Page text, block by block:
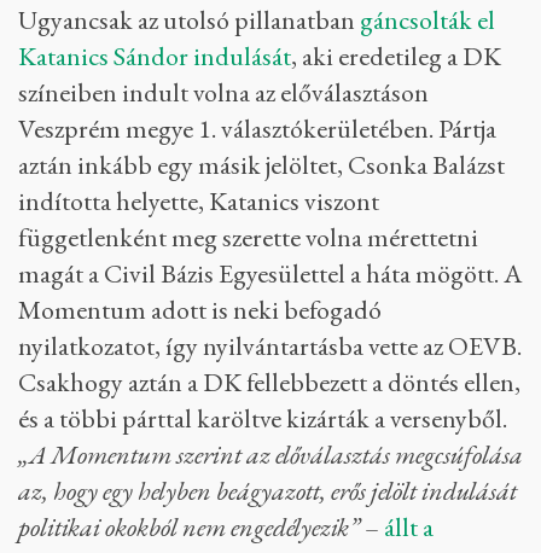
Ugyancsak az utolsó pillanatban gáncsolták el
Katanics Sándor indulását, aki eredetileg a DK
színeiben indult volna az előválasztáson
Veszprém megye 1. választókerületében. Pártja
aztán inkább egy másik jelöltet, Csonka Balázst
indította helyette, Katanics viszont
függetlenként meg szerette volna mérettetni
magát a Civil Bázis Egyesülettel a háta mögött. A
Momentum adott is neki befogadó
nyilatkozatot, így nyilvántartásba vette az OEVB.
Csakhogy aztán a DK fellebbezett a döntés ellen,
és a többi párttal karöltve kizárták a versenyből.
„A Momentum szerint az előválasztás megcsúfolása
az, hogy egy helyben beágyazott, erős jelölt indulását
politikai okokból nem engedélyezik”– állt a